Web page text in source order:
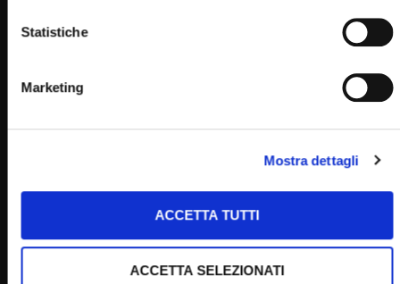
Statistiche
Marketing
Mostra dettagli
ACCETTA TUTTI
ACCETTA SELEZIONATI
Padre Pio
Emittente televisiva cattolica dei frati cappuccini di San
sul digitale terrestre al canale 145,
su Tv Sat al canale 445,